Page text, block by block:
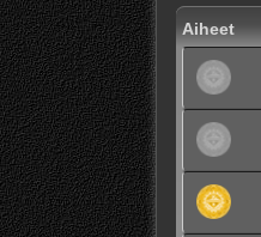
Aiheet